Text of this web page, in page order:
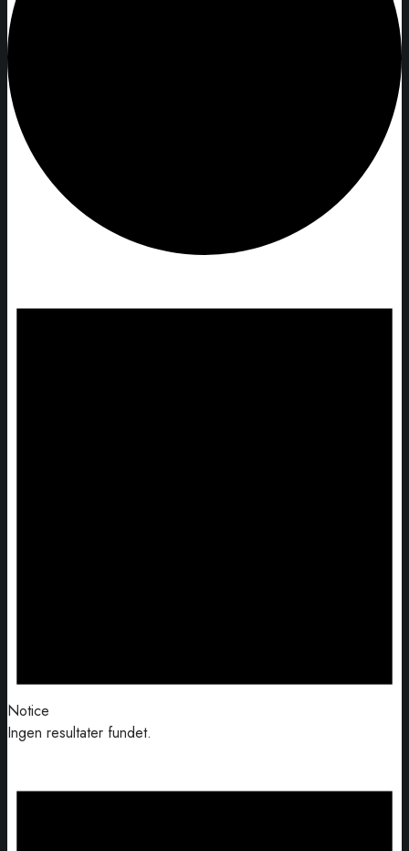
Notice
Ingen resultater fundet.